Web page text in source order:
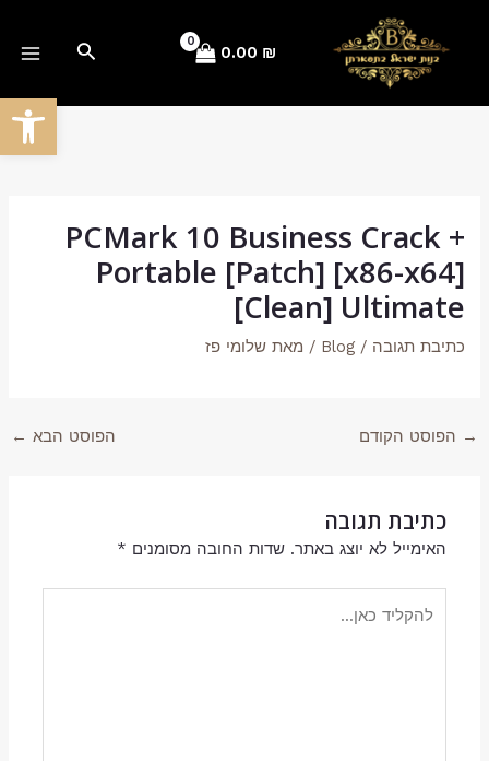
פתח
0.00 ₪ חיפוש
PCMark 10 Business Crack +
Portable [Patch] [x86-x64]
[Clean] Ultimate
כתיבת תגובה /
Blog / מאתשלומי פז
navigation
→ הפוסט הקודם הפוסט הבא ←
כתיבת תגובה
האימייל לא יוצג באתר. שדות החובה מסומנים *